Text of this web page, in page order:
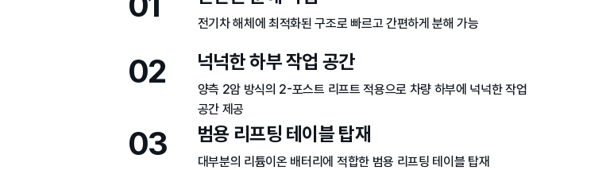
전기차 해체에 최적화된 구조로 빠르고 간편하게 분해 가능
02 넉넉한 하부 작업 공간
양측 2암 방식의 2-포스트 리프트 적용으로 차량 하부에 넉넉한 작업
공간 제공
03 범용 리프팅 테이블 탑재
대부분의 리튬이온 배터리에 적합한 범용 리프팅 테이블 탑재